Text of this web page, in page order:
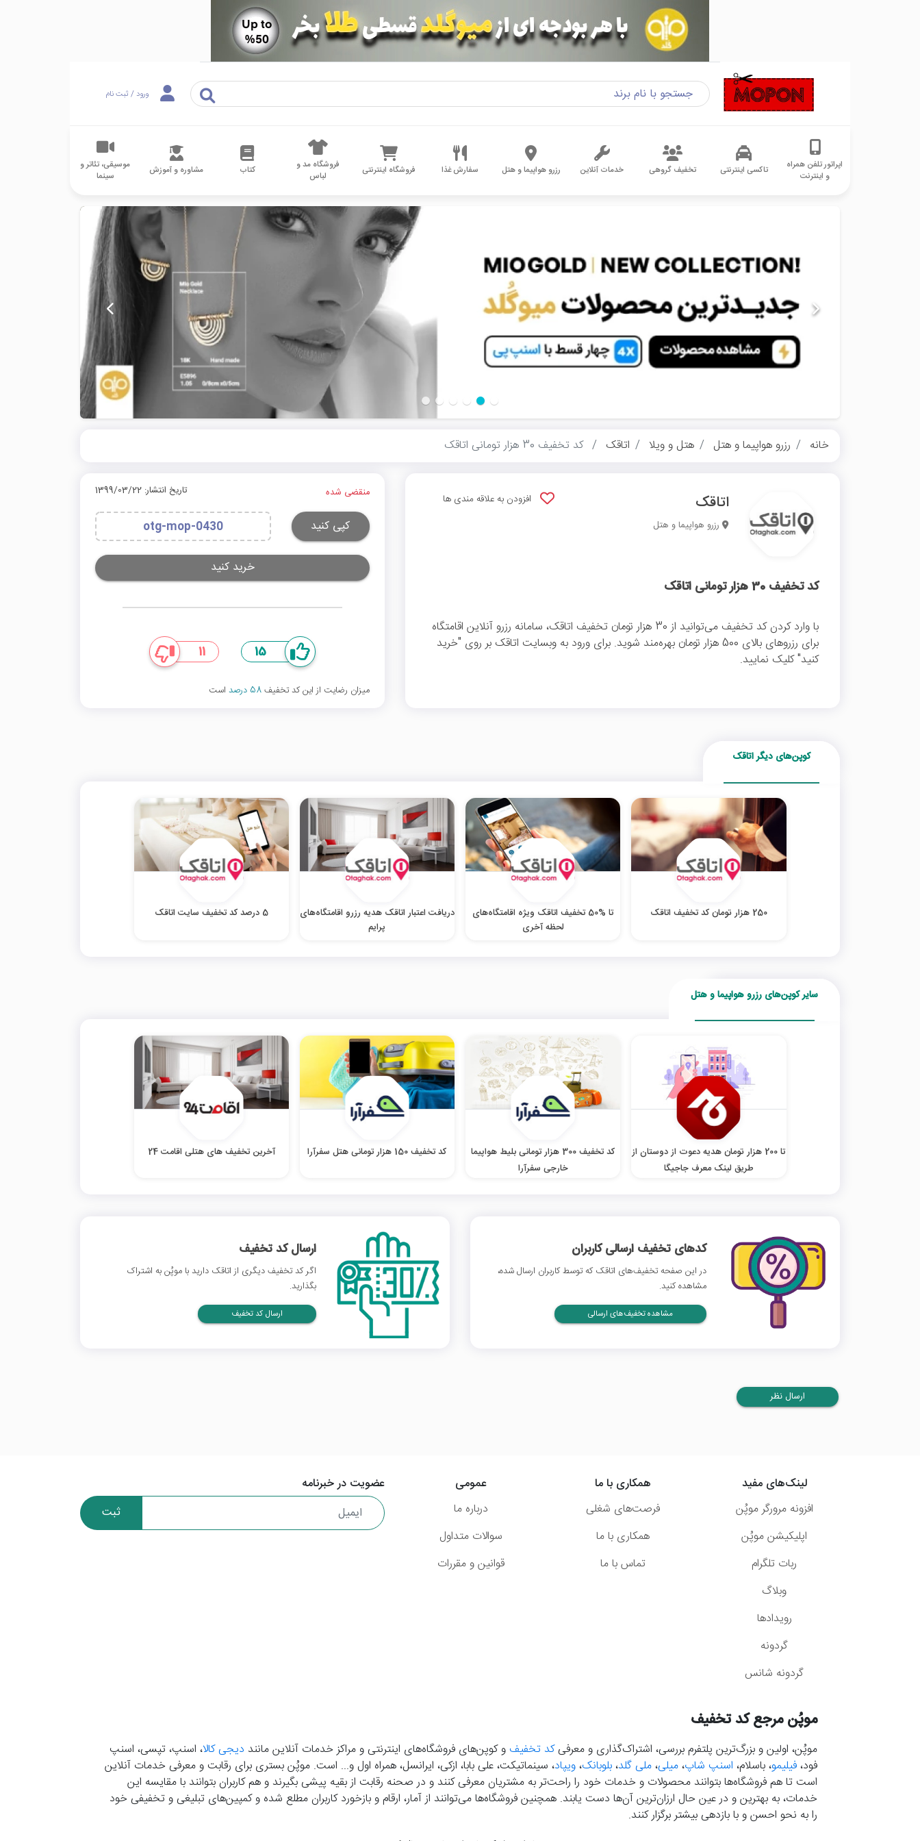
ورود / ثبت نام
اپراتور تلفن همراه
و اینترنت
تاکسی اینترنتی تخفیف گروهی خدمات آنلاین رزرو هواپیما و هتل سفارش غذا فروشگاه اینترنتی
فروشگاه مد و
لباس
کتاب مشاوره و آموزش
موسیقی، تئاتر و
سینما
خانه رزرو هواپیما و هتل هتل و ویلا اتاقک کد تخفیف 30 هزار تومانی اتاقک
اتاقک
رزرو هواپیما و هتل
افزودن به علاقه مندی ها
کد تخفیف 30 هزار تومانی اتاقک
با وارد کردن کد تخفیف می‌توانید از 30 هزار تومان تخفیف اتاقک، سامانه رزرو آنلاین اقامتگاه
برای رزروهای بالای 500 هزار تومان بهره‌مند شوید. برای ورود به وبسایت اتاقک بر روی "خرید
کنید" کلیک نمایید.
منقضی شده تاریخ انتشار: 1399/03/22
کپی کنید otg-mop-0430
خرید کنید
15
11
میزان رضایت از این کد تخفیف58 درصد است
کوپن‌های دیگر اتاقک
250 هزار تومان کد تخفیف اتاقک
تا %50 تخفیف اتاقک ویژه اقامتگاه‌های
لحظه آخری
دریافت اعتبار اتاقک هدیه رزرو اقامتگاه‌های
پرایم
5 درصد کد تخفیف سایت اتاقک
سایر کوپن‌های رزرو هواپیما و هتل
تا 200 هزار تومان هدیه دعوت از دوستان از
طریق لینک معرف جاجیگا
کد تخفیف 300 هزار تومانی بلیط هواپیما
خارجی سفرآرا
کد تخفیف 150 هزار تومانی هتل سفرآرا آخرین تخفیف های هتلی اقامت 24
کدهای تخفیف ارسالی کاربران
در این صفحه تخفیف‌های اتاقک که توسط کاربران ارسال شده،
مشاهده کنید.
مشاهده تخفیف‌های ارسالی
ارسال کد تخفیف
اگر کد تخفیف دیگری از اتاقک دارید با موپُن به اشتراک
بگذارید.
ارسال کد تخفیف
ارسال نظر
عضویت در خبرنامه
ثبت
لینک‌های مفید
افزونه مرورگر موپُن
اپلیکیشن موپُن
ربات تلگرام
وبلاگ
رویدادها
گردونه
گردونه شانس
همکاری با ما
فرصت‌های شغلی
همکاری با ما
تماس با ما
عمومی
درباره ما
سوالات متداول
قوانین و مقررات
موپُن مرجع کد تخفیف
موپُن، اولین و بزرگ‌ترین پلتفرم بررسی، اشتراک‌گذاری و معرفیکد تخفیفو کوپن‌های فروشگاه‌های اینترنتی و مراکز خدمات آنلاین مانند دیجی کالا، اسنپ، تپسی، اسنپ
فود، فیلیمو، باسلام، اسنپ شاپ، میلی، ملی گلد، بلوبانک، ویپاد، سینماتیکت، علی بابا، ازکی، ایرانسل، همراه اول و... است. موپُن بستری برای رقابت و معرفی خدمات آنلاین
است تا هم فروشگاه‌ها بتوانند محصولات و خدمات خود را راحت‌تر به مشتریان معرفی کنند و در صحنه رقابت از بقیه پیشی بگیرند و هم کاربران بتوانند با مقایسه این
خدمات، به بهترین و در عین حال ارزان‌ترین آن‌ها دست‌ یابند. همچنین فروشگاه‌ها می‌توانند از آمار، ارقام و بازخورد کاربران مطلع شده و کمپین‌های تبلیغی و تخفیفی خود
را به نحو احسن و با بازدهی بیشتر برگزار کنند.